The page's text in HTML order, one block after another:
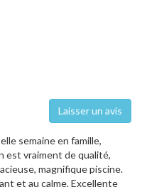
Laisser un avis
semaine en famille,
est vraiment de qualité,
magnifique piscine.
et au calme. Excellente